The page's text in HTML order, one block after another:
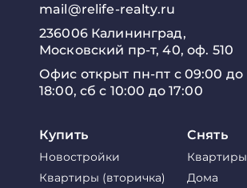
mail@relife-realty.ru
236006 Калининград,
Московский пр-т, 40, оф. 510
Офис открыт пн-пт с 09:00 до
18:00, сб с 10:00 до 17:00
Купить
Новостройки
Квартиры (вторичка)
Снять
Квартиры
Дома